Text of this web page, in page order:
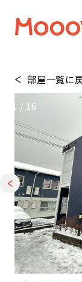
部屋一覧に
1 / 16